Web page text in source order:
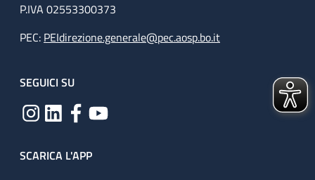
P.IVA 02553300373
PEC: PEIdirezione.generale@pec.aosp.bo.it
SEGUICI SU
SCARICA L'APP